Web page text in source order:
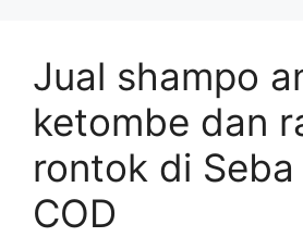
Jual shampo
ketombe dan
rontok di Seba
COD